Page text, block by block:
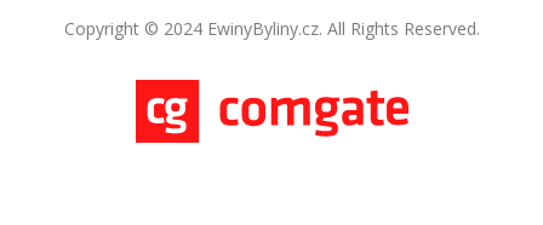
Copyright © 2024 EwinyByliny.cz. All Rights Reserved.